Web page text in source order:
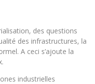
des questions
des infrastructures, la
A ceci s’ajoute la
industrielles